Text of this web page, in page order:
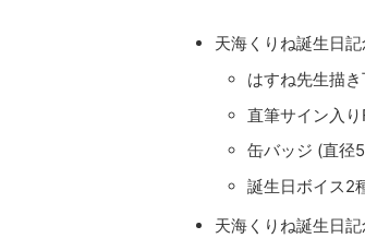
天海くりね誕生日
はすね先生描
直筆サイン入
缶バッジ (直径
誕生日ボイス2
天海くりね誕生日